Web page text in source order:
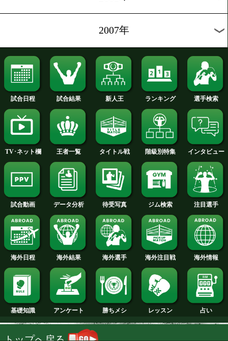
2017年
2016年
2015年
2014年
2013年
2012年
2011年
2010年